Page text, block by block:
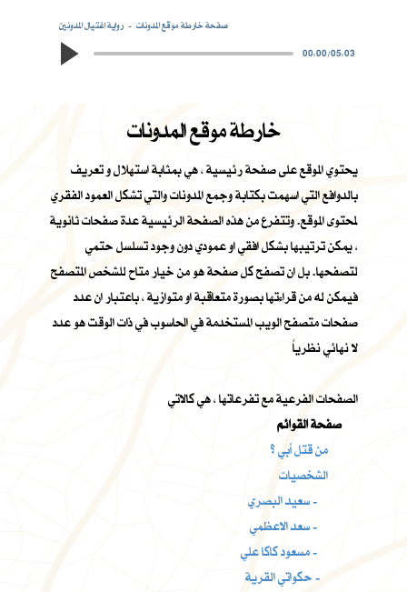
رواية اغتيال المدونين
صفحة خارطة موقع المدونات
00:00/05:03
خارطة موقع المدونات
يحتوي الموقع على صفحة رئيسية ، هي بمثابة استهلال و تعريف
بالدوافع التي اسهمت بكتابة وجمع المدونات والتي تشكل العمود الفقري
لمحتوى الموقع. وتتفرع من هذه الصفحة الرئيسية عدة صفحات ثانوية
، يمكن ترتيبها بشكل افقي او عمودي دون وجود تسلسل حتمي
لتصفحها. بل ان تصفح كل صفحة هو من خيار متاح للشخص المتصفح
فيمكن له من قراءتها بصورة متعاقبة او متوازية ، باعتبار ان عدد
صفحات متصفح الويب المستخدمة في الحاسوب في ذات الوقت هو عدد
لا نهائي نظرياً
الصفحات الفرعية مع تفرعاتها ، هي كالاتي
صفحة القوائم
من قتل أبي ؟
الشخصيات
سعيد البصري -
سعد الاعظمي -
مسعود كاكا علي -
حكواتي القرية -